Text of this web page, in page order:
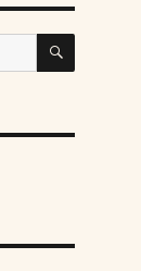
SEARCH